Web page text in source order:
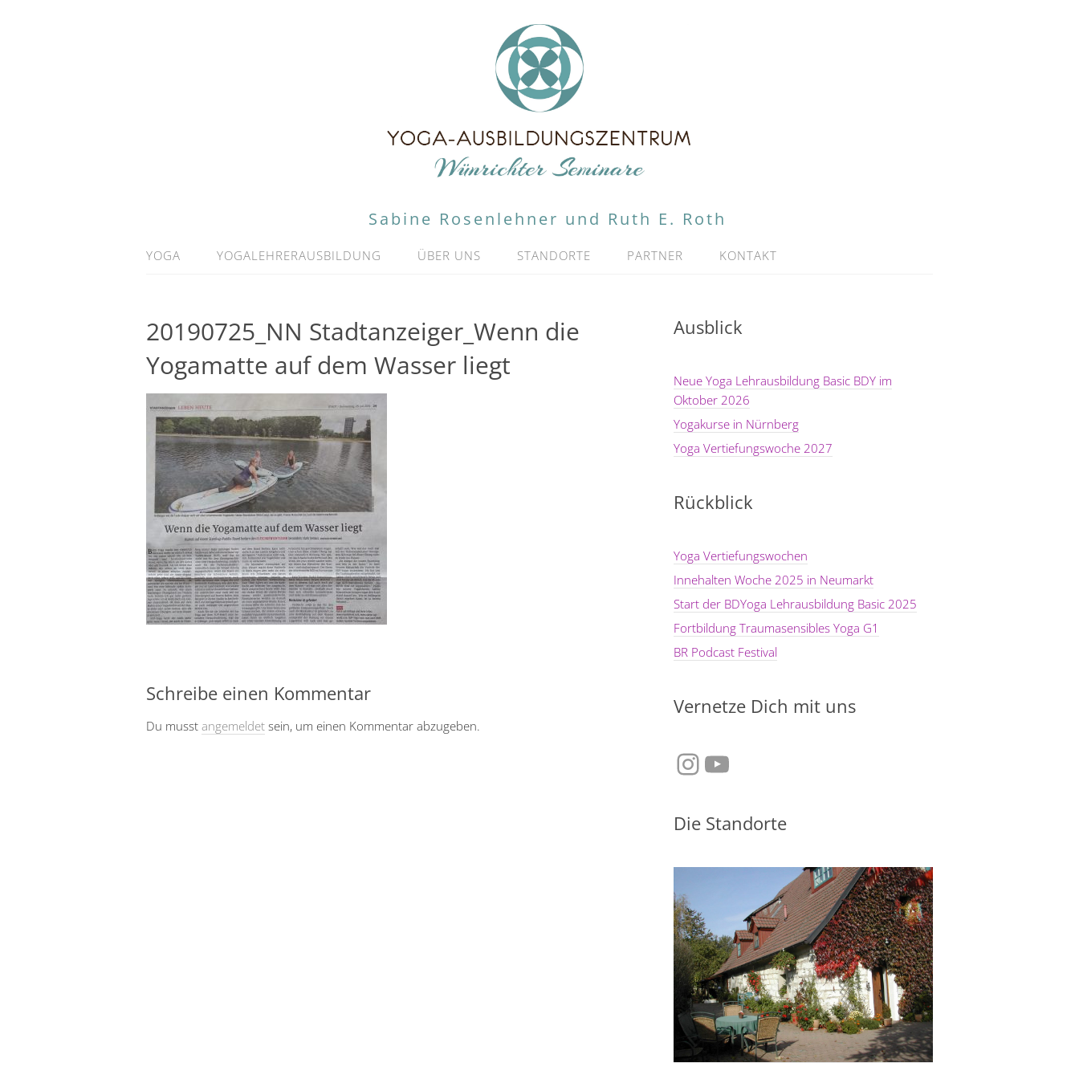
Sabine Rosenlehner und Ruth E. Roth
YOGA YOGALEHRERAUSBILDUNG ÜBER UNS STANDORTE PARTNER KONTAKT
20190725_NN Stadtanzeiger_Wenn die
Yogamatte auf dem Wasser liegt
Schreibe einen Kommentar
Du musst angemeldet sein, um einen Kommentar abzugeben.
Ausblick
Neue Yoga Lehrausbildung Basic BDY im
Oktober 2026
Yogakurse in Nürnberg
Yoga Vertiefungswoche 2027
Rückblick
Yoga Vertiefungswochen
Innehalten Woche 2025 in Neumarkt
Start der BDYoga Lehrausbildung Basic 2025
Fortbildung Traumasensibles Yoga G1
BR Podcast Festival
Vernetze Dich mit uns
Instagram
YouTube
Die Standorte